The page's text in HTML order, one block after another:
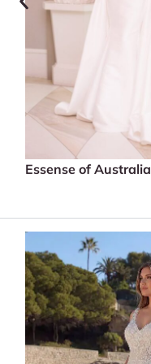
Essense of Australia